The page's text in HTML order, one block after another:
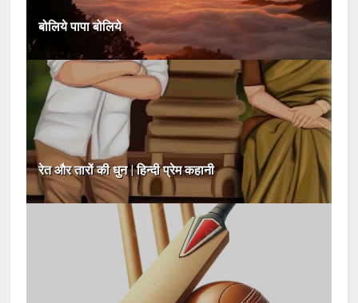
बोलिये पापा बोलिये
रेत और तारों की धुन | हिन्दी प्रेम कहानी